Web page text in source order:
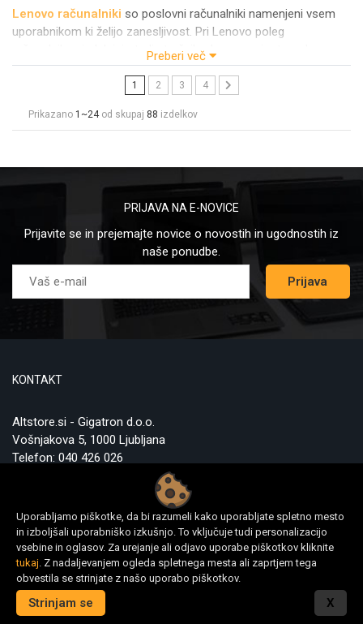
Lenovo računalniki so poslovni računalniki namenjeni vsem
uporabnikom ki želijo zanesljivost. Pri Lenovo poleg
računalnikov izdelujejo tudi strežnike, kar govori o tem da
inženirji na Lenovo imajo znanje in napredno tehnologijo s
katero lahko zagotavljajo najvišje standarde.
V ALTSTORE boste lahko kupili Lenovo računalnike
ALL-IN-ONE računalniki.
Preberi več
1 2 3 4
Prikazano 1~24od skupaj 88 izdelkov
Uporabljamo piškotke, da bi razumeli kako uporabljate spletno mesto
in izboljšali uporabniško izkušnjo. To vključuje tudi personalizacijo
vsebine in oglasov. Za urejanje ali odjavo uporabe piškotkov kliknite
tukaj. Z nadaljevanjem ogleda spletnega mesta ali zaprtjem tega
obvestila se strinjate z našo uporabo piškotkov.
Strinjam se X
PRIJAVA NA E-NOVICE
Prijavite se in prejemajte novice o novostih in ugodnostih iz
naše ponudbe.
Prijava
KONTAKT
Altstore.si - Gigatron d.o.o.
Vošnjakova 5, 1000 Ljubljana
Telefon: 040 426 026
prodaja@alt-store.si
Danes v ponudbi 11510 izdelkov
INFORMACIJE
O Altstore.si